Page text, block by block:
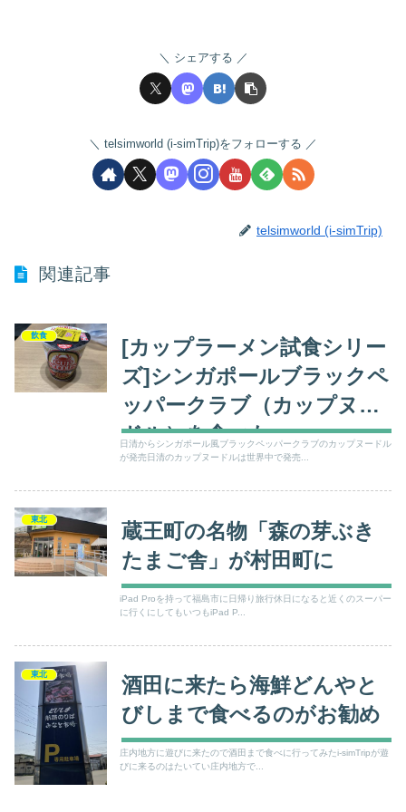
シェアする
telsimworld (i-simTrip)をフォローする
telsimworld (i-simTrip)
関連記事
飲食
[カップラーメン試食シリー
ズ]シンガポールブラックペ
ッパークラブ（カップヌー
ドル）を食べた
日清からシンガポール風ブラックペッパークラブのカップヌードル
が発売日清のカップヌードルは世界中で発売...
東北
蔵王町の名物「森の芽ぶき
たまご舎」が村田町に
iPad Proを持って福島市に日帰り旅行休日になると近くのスーパー
に行くにしてもいつもiPad P...
東北
酒田に来たら海鮮どんやと
びしまで食べるのがお勧め
庄内地方に遊びに来たので酒田まで食べに行ってみたi-simTripが遊
びに来るのはたいてい庄内地方で...